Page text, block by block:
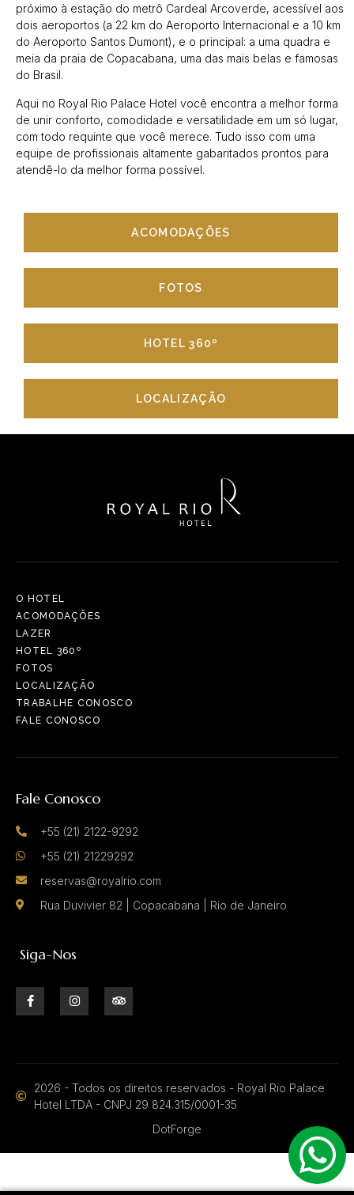
próximo à estação do metrô Cardeal Arcoverde, acessível aos
dois aeroportos (a 22 km do Aeroporto Internacional e a 10 km
do Aeroporto Santos Dumont), e o principal: a uma quadra e
meia da praia de Copacabana, uma das mais belas e famosas
do Brasil.
Aqui no Royal Rio Palace Hotel você encontra a melhor forma
de unir conforto, comodidade e versatilidade em um só lugar,
com todo requinte que você merece. Tudo isso com uma
equipe de profissionais altamente gabaritados prontos para
atendê-lo da melhor forma possível.
ACOMODAÇÕES
FOTOS
HOTEL 360º
LOCALIZAÇÃO
O HOTEL
ACOMODAÇÕES
LAZER
HOTEL 360º
FOTOS
LOCALIZAÇÃO
TRABALHE CONOSCO
FALE CONOSCO
Fale Conosco
+55 (21) 2122-9292
+55 (21) 21229292
reservas@royalrio.com
Rua Duvivier 82 | Copacabana | Rio de Janeiro
Siga-Nos
2026 - Todos os direitos reservados - Royal Rio Palace
Hotel LTDA - CNPJ 29 824.315/0001-35
DotForge